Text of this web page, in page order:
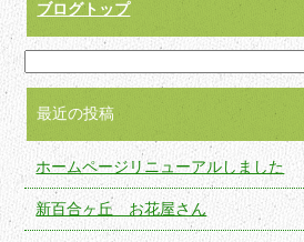
ブログトップ
最近の投稿
ホームページリニューアルしました
新百合ヶ丘 お花屋さん